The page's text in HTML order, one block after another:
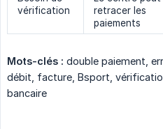
vérification
retracer les
paiements
Mots-clés : double paiement,
débit, facture, Bsport,
bancaire